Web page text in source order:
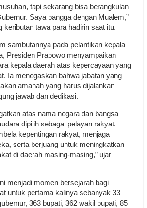
tapi sekarang bisa berangkulan
Saya bangga dengan Mualem,”
keributan tawa para hadirin saat itu.
sambutannya pada pelantikan kepala
Presiden Prabowo menyampaikan
kepala daerah atas kepercayaan yang
Ia menegaskan bahwa jabatan yang
amanah yang harus dijalankan
jawab dan dedikasi.
atas nama negara dan bangsa
dipilih sebagai pelayan rakyat.
kepentingan rakyat, menjaga
serta berjuang untuk meningkatkan
di daerah masing-masing,” ujar
menjadi momen bersejarah bagi
untuk pertama kalinya sebanyak 33
363 bupati, 362 wakil bupati, 85